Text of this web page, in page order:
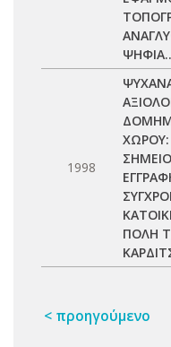
1998
ΠΟΛΗ
< προηγούμενο